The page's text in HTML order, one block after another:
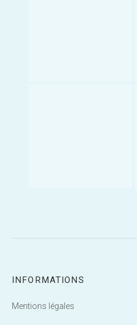
INFORMATIONS
Mentions légales